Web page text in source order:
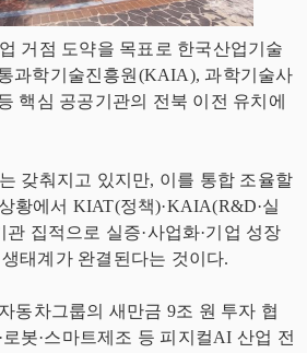
거점 도약을 목표로 한국산업기술
과학기술진흥원(KAIA), 과학기술사
핵심 공공기관의 전북 이전 유치에
갖춰지고 있지만, 이를 통합 조율할
황에서 KIAT(정책)·KAIA(R&D·실
관 집적으로 실증·사업화·기업 성장
태계가 완결된다는 것이다.
동차그룹의 새만금 9조 원 투자 협
봇·스마트제조 등 피지컬AI 산업 전